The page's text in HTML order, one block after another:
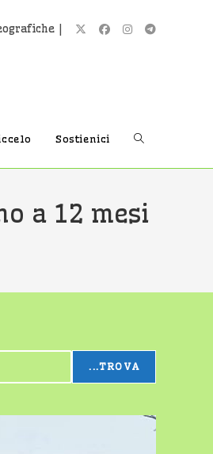
|
Sostienici Attiva/
sito
web
a 12 mesi
...TROVA